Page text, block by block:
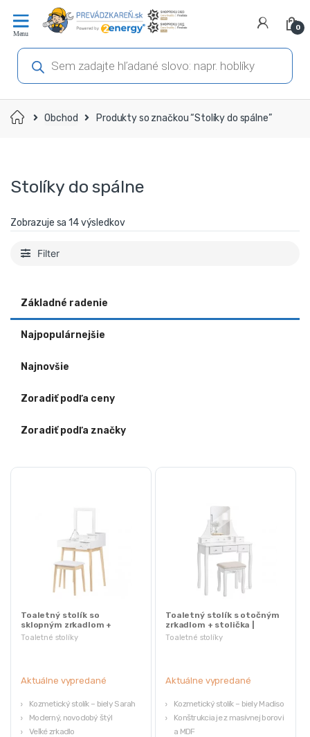
navigáciu
obsah
0
Products
search
Domov Obchod Produkty so značkou “Stolíky do spálne”
Stolíky do spálne
Zobrazuje sa 14 výsledkov
Filter
Základné radenie
Najpopulárnejšie
Najnovšie
Zoradiť podľa ceny
Zoradiť podľa značky
Toaletné stolíky
Toaletný stolík so
sklopným zrkadlom +
stolička | Sarah RH1908-02
Aktuálne vypredané
Kozmetický stolík – biely Sarah
Moderný, novodobý štýl
Veľké zrkadlo
Toaletné stolíky
Toaletný stolík s otočným
zrkadlom + stolička |
Madison
Aktuálne vypredané
Kozmetický stolík – biely Madison
Konštrukcia je z masívnej borovice
a MDF